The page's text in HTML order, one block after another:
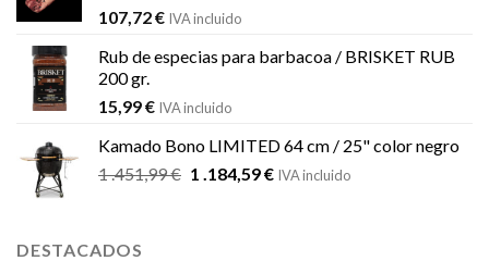
107,72€ IVA incluido
Rub de especias para barbacoa / BRISKET RUB
200 gr.
15,99€ IVA incluido
Kamado Bono LIMITED 64 cm / 25" color negro
1 .451,99€ El
1 .184,59€ElIVA incluido
DESTACADOS